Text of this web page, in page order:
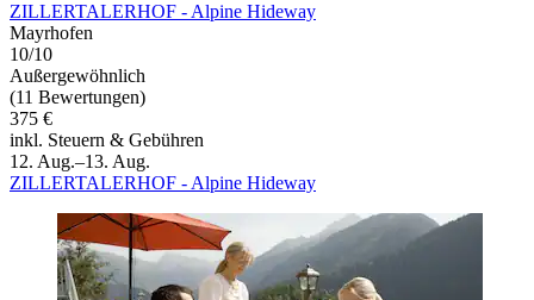
ZILLERTALERHOF - Alpine Hideway
Mayrhofen
10/10
Außergewöhnlich
(11 Bewertungen)
375 €
inkl. Steuern & Gebühren
12. Aug.–13. Aug.
ZILLERTALERHOF - Alpine Hideway